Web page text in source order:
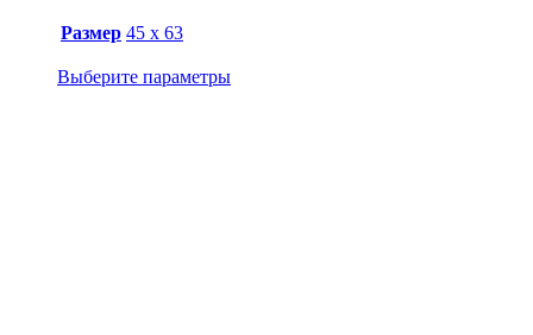
Размер 45 х 63
Выберите параметры